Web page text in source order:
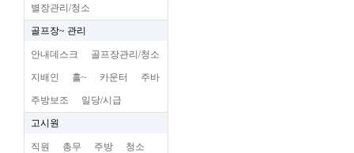
별장관리/청소
골프장~ 관리
안내데스크 골프장관리/청소
지배인 홀~ 카운터 주바
주방보조 일당/시급
고시원
직원 총무 주방 청소